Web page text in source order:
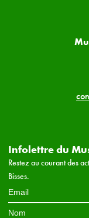
Infolettre du
Restez au courant des
Bisses.